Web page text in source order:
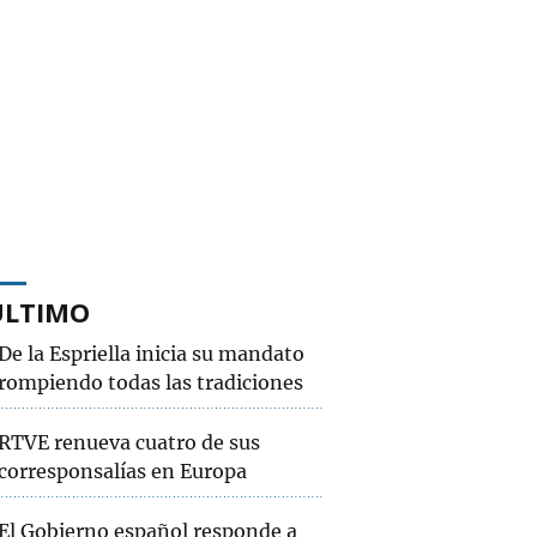
la Espriella inicia su mandato
todas las tradiciones
renueva cuatro de sus
en Europa
Gobierno español responde a